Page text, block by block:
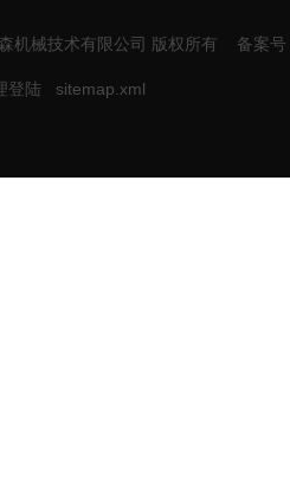
机械技术有限公司 版权所有 备案
登陆 sitemap.xml